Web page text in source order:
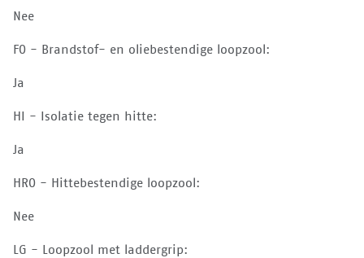
Nee
FO - Brandstof- en oliebestendige loopzool:
Ja
HI - Isolatie tegen hitte:
Ja
HRO - Hittebestendige loopzool:
Nee
LG - Loopzool met laddergrip: